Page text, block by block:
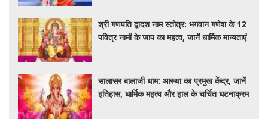
श्री गणपति द्वादश नाम स्तोत्र: भगवान गणेश के 12
पवित्र नामों के जाप का महत्व, जानें धार्मिक मान्यताएं
सालासर बालाजी धाम: आस्था का प्रमुख केंद्र, जानें
इतिहास, धार्मिक महत्व और हाल के चर्चित घटनाक्रम